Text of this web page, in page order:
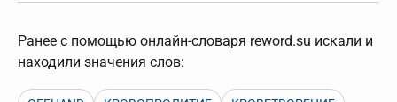
Ранее с помощью онлайн-словаря reword.su искали и
находили значения слов: